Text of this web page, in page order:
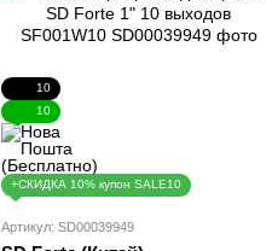
10
10
+СКИДКА 10% купон SALE10
Артикул: SD00039949